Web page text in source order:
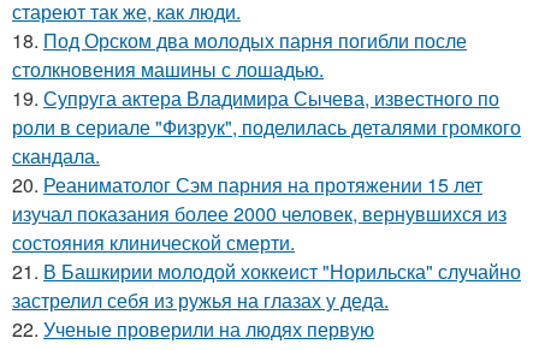
стареют так же, как люди.
18. Под Орском два молодых парня погибли после
столкновения машины с лошадью.
19. Супруга актера Владимира Сычева, известного по
роли в сериале "Физрук", поделилась деталями громкого
скандала.
20. Реаниматолог Сэм парния на протяжении 15 лет
изучал показания более 2000 человек, вернувшихся из
состояния клинической смерти.
21. В Башкирии молодой хоккеист "Норильска" случайно
застрелил себя из ружья на глазах у деда.
22. Ученые проверили на людях первую